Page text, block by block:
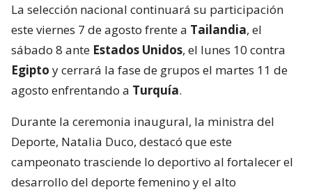
La selección nacional continuará su participación
este viernes 7 de agosto frente a Tailandia, el
sábado 8 ante Estados Unidos, el lunes 10 contra
Egipto y cerrará la fase de grupos el martes 11 de
agosto enfrentando a Turquía.
Durante la ceremonia inaugural, la ministra del
Deporte, Natalia Duco, destacó que este
campeonato trasciende lo deportivo al fortalecer el
desarrollo del deporte femenino y el alto